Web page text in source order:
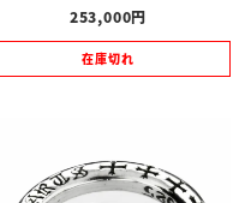
253,000
在庫切れ